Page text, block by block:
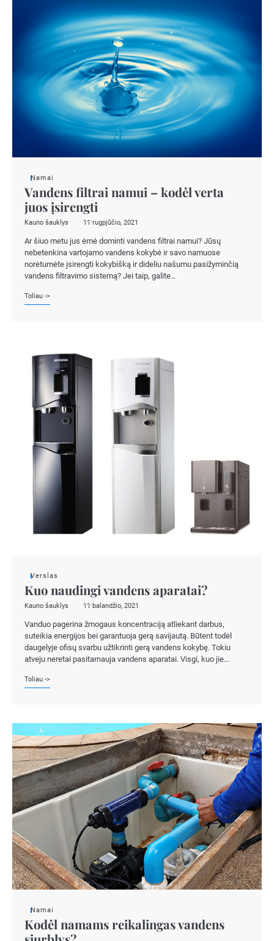
Namai
Vandens filtrai namui – kodėl verta
juos įsirengti
Kauno šauklys 11 rugpjūčio, 2021
Ar šiuo metu jus ėmė dominti vandens filtrai namui? Jūsų
nebetenkina vartojamo vandens kokybė ir savo namuose
norėtumėte įsirengti kokybišką ir dideliu našumu pasižyminčią
vandens filtravimo sistemą? Jei taip, galite…
Toliau ->
Verslas
Kuo naudingi vandens aparatai?
Kauno šauklys 11 balandžio, 2021
Vanduo pagerina žmogaus koncentraciją atliekant darbus,
suteikia energijos bei garantuoja gerą savijautą. Būtent todėl
daugelyje ofisų svarbu užtikrinti gerą vandens kokybę. Tokiu
atveju neretai pasitarnauja vandens aparatai. Visgi, kuo jie…
Toliau ->
Namai
Kodėl namams reikalingas vandens